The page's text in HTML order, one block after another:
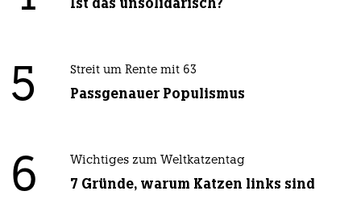
5 Streit um Rente mit 63
Passgenauer Populismus
6 Wichtiges zum Weltkatzentag
7 Gründe, warum Katzen links sind